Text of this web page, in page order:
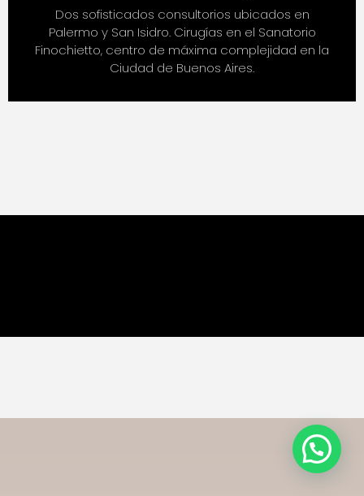
Dos sofisticados consultorios ubicados en
Palermo y San Isidro. Cirugías en el Sanatorio
Finochietto, centro de máxima complejidad en la
Ciudad de Buenos Aires.